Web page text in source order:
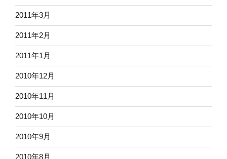
2011年3月
2011年2月
2011年1月
2010年12月
2010年11月
2010年10月
2010年9月
2010年8月